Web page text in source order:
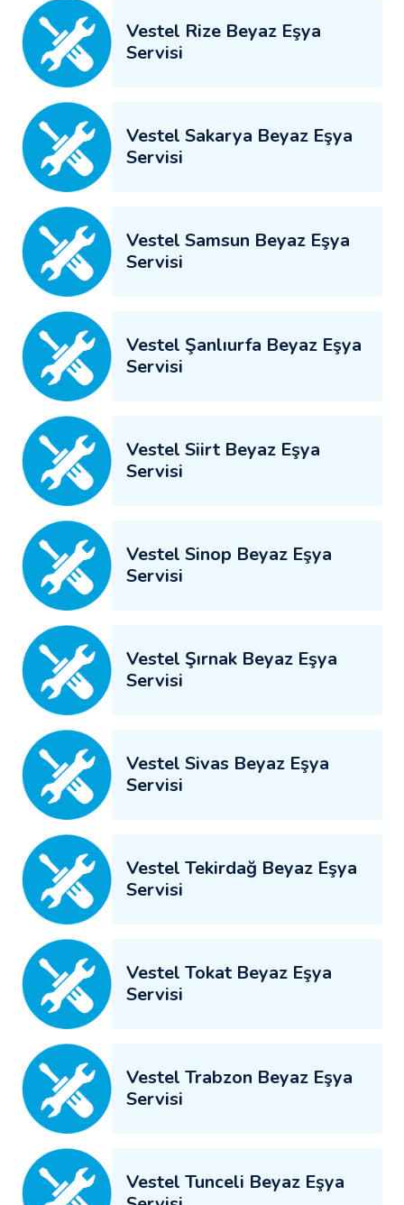
Vestel Rize Beyaz Eşya
Servisi
Vestel Sakarya Beyaz Eşya
Servisi
Vestel Samsun Beyaz Eşya
Servisi
Vestel Şanlıurfa Beyaz Eşya
Servisi
Vestel Siirt Beyaz Eşya
Servisi
Vestel Sinop Beyaz Eşya
Servisi
Vestel Şırnak Beyaz Eşya
Servisi
Vestel Sivas Beyaz Eşya
Servisi
Vestel Tekirdağ Beyaz Eşya
Servisi
Vestel Tokat Beyaz Eşya
Servisi
Vestel Trabzon Beyaz Eşya
Servisi
Vestel Tunceli Beyaz Eşya